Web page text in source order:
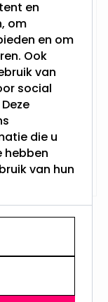
Grijs |
1,25
u voor
en
om
en om
Ook
van
social
die u
hebben
van hun